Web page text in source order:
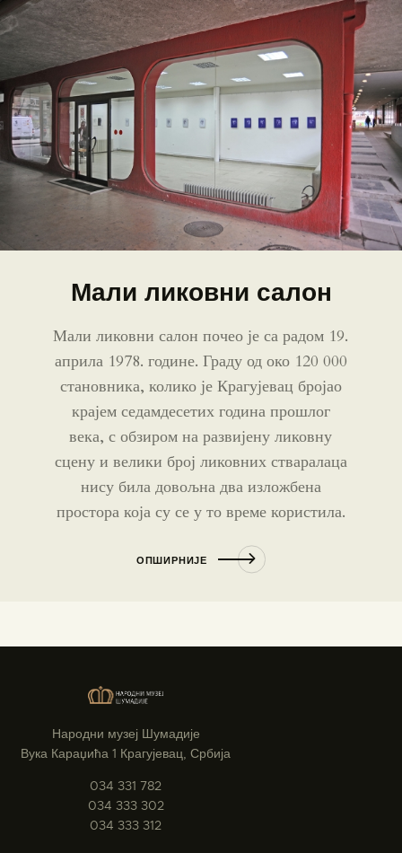
Мали ликовни салон
Мали ликовни салон почео је са радом 19.
априла 1978. године. Граду од око 120 000
становника, колико је Крагујевац бројао
крајем седамдесетих година прошлог
века, с обзиром на развијену ликовну
сцену и велики број ликовних стваралаца
нису била довољна два изложбена
простора која су се у то време користила.
ОПШИРНИЈЕ
Народни музеј Шумадије
Вука Караџића 1 Крагујевац, Србија
034 331 782
034 333 302
034 333 312